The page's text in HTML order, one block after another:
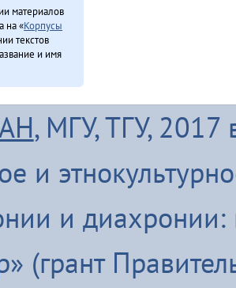
материалов
на «Корпусы
текстов
и имя
, МГУ, ТГУ, 2017
и
и диахронии:
(грант